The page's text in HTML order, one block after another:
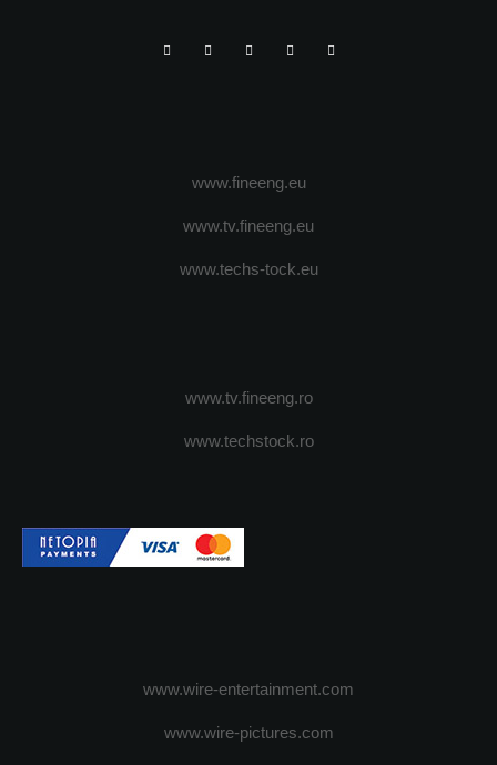
www.fineeng.eu
www.tv.fineeng.eu
www.techs-tock.eu
www.tv.fineeng.ro
www.techstock.ro
www.wire-entertainment.com
www.wire-pictures.com